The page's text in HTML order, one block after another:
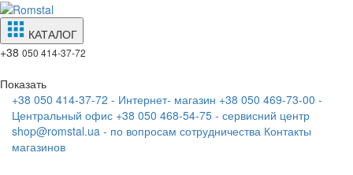
КАТАЛОГ
+38 050 414-37-72
Показать
+38 050 414-37-72 - Интернет- магазин +38 050 469-73-00 -
Центральный офис +38 050 468-54-75 - сервисний центр
shop@romstal.ua - по вопросам сотрудничества Контакты
магазинов